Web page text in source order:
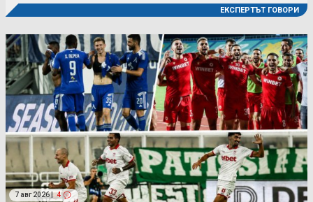
ЕКСПЕРТЪТ ГОВОРИ
7 авг 2026 | 4